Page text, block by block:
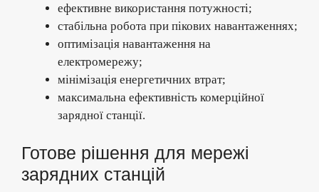
ефективне використання потужності;
стабільна робота при пікових навантаженнях;
оптимізація навантаження на
електромережу;
мінімізація енергетичних втрат;
максимальна ефективність комерційної
зарядної станції.
Готове рішення для мережі
зарядних станцій